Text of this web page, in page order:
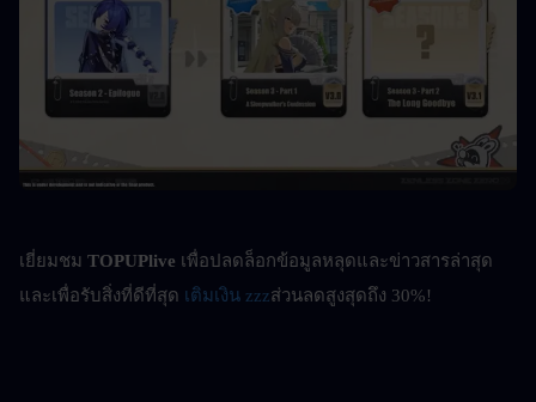
เยี่ยมชม TOPUPlive เพื่อปลดล็อกข้อมูลหลุดและข่าวสารล่าสุด
และเพื่อรับสิ่งที่ดีที่สุด เติมเงิน zzzส่วนลดสูงสุดถึง 30%!